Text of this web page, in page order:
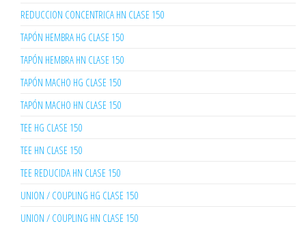
REDUCCION CONCENTRICA HN CLASE 150
TAPÓN HEMBRA HG CLASE 150
TAPÓN HEMBRA HN CLASE 150
TAPÓN MACHO HG CLASE 150
TAPÓN MACHO HN CLASE 150
TEE HG CLASE 150
TEE HN CLASE 150
TEE REDUCIDA HN CLASE 150
UNION / COUPLING HG CLASE 150
UNION / COUPLING HN CLASE 150